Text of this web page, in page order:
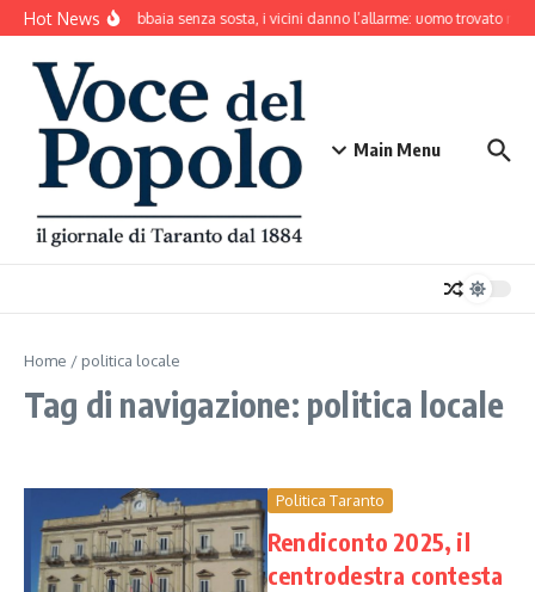
Salta al contenuto
Hot NewsIl cane abbaia senza sosta, i vicini danno l’allarme: uomo trovato
Main Menu
Home / politica locale
Tag di navigazione: politica locale
Politica Taranto
Rendiconto 2025, il
centrodestra contesta